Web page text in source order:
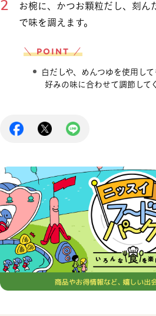
お椀に、かつお顆粒だし、刻ん
で味を調えます。
＼ POINT ／
白だしや、めんつゆを使用し
好みの味に合わせて調節して